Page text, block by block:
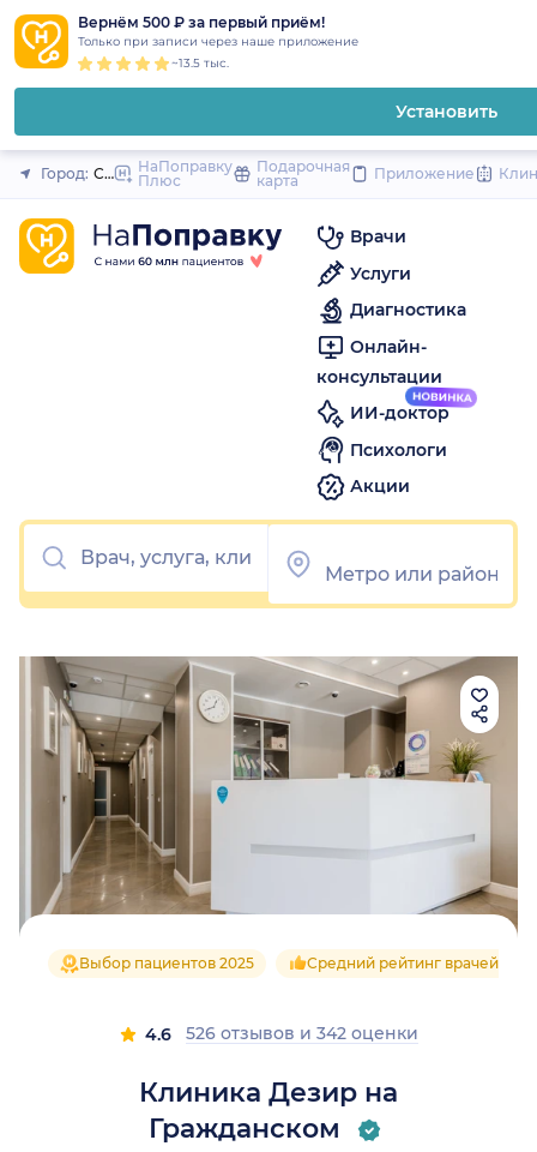
Вернём 500 ₽ за первый приём!
Только при записи через наше приложение
~13.5 тыс.
Установить
Закрыть
Город: Санкт-Петербург
НаПоправку
Плюс
Подарочная
карта
Приложение
Врачи
Услуги
Диагностика
Онлайн-
консультации
ИИ-доктор
Психологи
Акции
Клиника Дезир на
Гражданском
Выбор пациентов 2025 Средний рейтинг врачей 4.6
4.6 526 отзывов и 342 оценки